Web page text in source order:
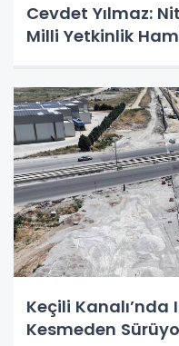
Cevdet Yılmaz:
Milli Yetkinlik
Keçili Kanalı’nda
Kesmeden